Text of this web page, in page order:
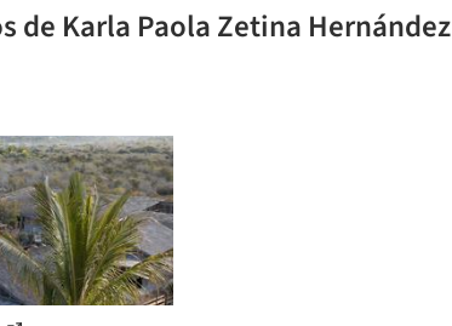
de Karla Paola Zetina Hernández